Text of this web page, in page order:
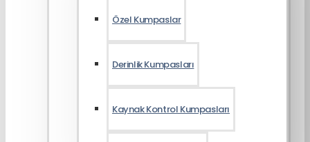
Özel Kumpaslar
Derinlik Kumpasları
Kaynak Kontrol Kumpasları